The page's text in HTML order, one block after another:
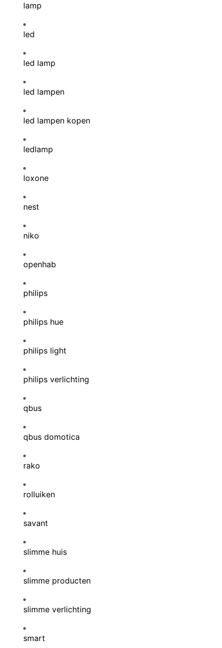
lamp
led
led lamp
led lampen
led lampen kopen
ledlamp
loxone
nest
niko
openhab
philips
philips hue
philips light
philips verlichting
qbus
qbus domotica
rako
rolluiken
savant
slimme huis
slimme producten
slimme verlichting
smart